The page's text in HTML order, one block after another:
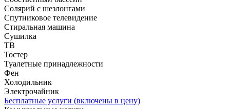
Солярий с шезлонгами
Спутниковое телевидение
Стиральная машина
Сушилка
ТВ
Тостер
Туалетные принадлежности
Фен
Холодильник
Электрочайник
Бесплатные услуги (включены в цену)